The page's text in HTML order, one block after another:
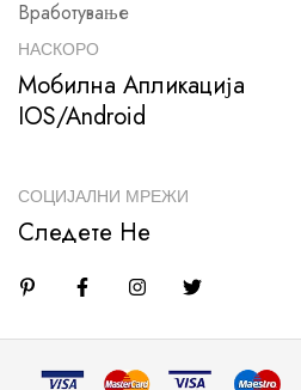
Вработување
НАСКОРО
Мобилна Апликација
IOS/Android
СОЦИЈАЛНИ МРЕЖИ
Следете Не